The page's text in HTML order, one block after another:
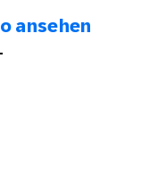
ansehen